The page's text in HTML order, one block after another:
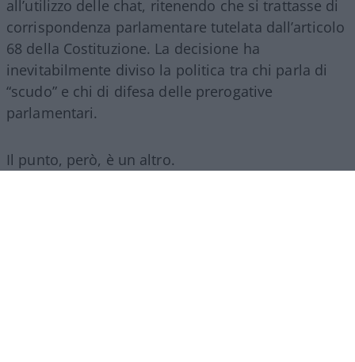
all’utilizzo delle chat, ritenendo che si trattasse di
corrispondenza parlamentare tutelata dall’articolo
68 della Costituzione. La decisione ha
inevitabilmente diviso la politica tra chi parla di
“scudo” e chi di difesa delle prerogative
parlamentari.
Il punto, però, è un altro.